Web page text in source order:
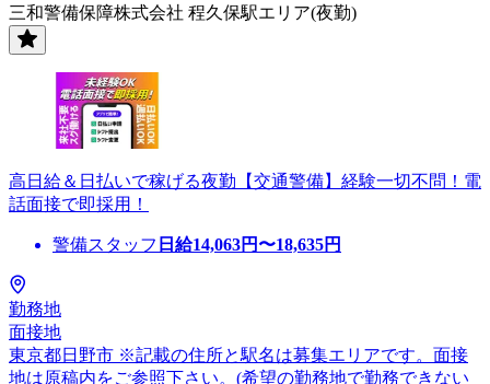
三和警備保障株式会社 程久保駅エリア(夜勤)
高日給＆日払いで稼げる夜勤【交通警備】経験一切不問！電
話面接で即採用！
警備スタッフ 日給14,063円〜18,635円
勤務地
面接地
東京都日野市 ※記載の住所と駅名は募集エリアです。面接
地は原稿内をご参照下さい。(希望の勤務地で勤務できない